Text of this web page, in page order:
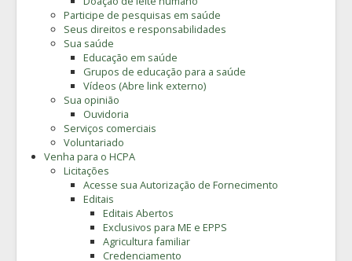
Participe de pesquisas em saúde
Seus direitos e responsabilidades
Sua saúde
Educação em saúde
Grupos de educação para a saúde
Vídeos (Abre link externo)
Sua opinião
Ouvidoria
Serviços comerciais
Voluntariado
Venha para o HCPA
Licitações
Acesse sua Autorização de Fornecimento
Editais
Editais Abertos
Exclusivos para ME e EPPS
Agricultura familiar
Credenciamento